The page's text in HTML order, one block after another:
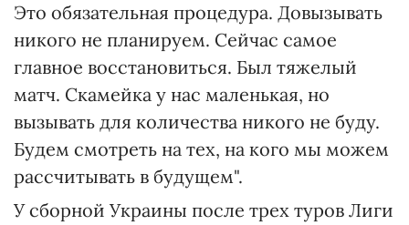
Это обязательная процедура. Довызывать
никого не планируем. Сейчас самое
главное восстановиться. Был тяжелый
матч. Скамейка у нас маленькая, но
вызывать для количества никого не буду.
Будем смотреть на тех, на кого мы можем
рассчитывать в будущем".
У сборной Украины после трех туров Лиги